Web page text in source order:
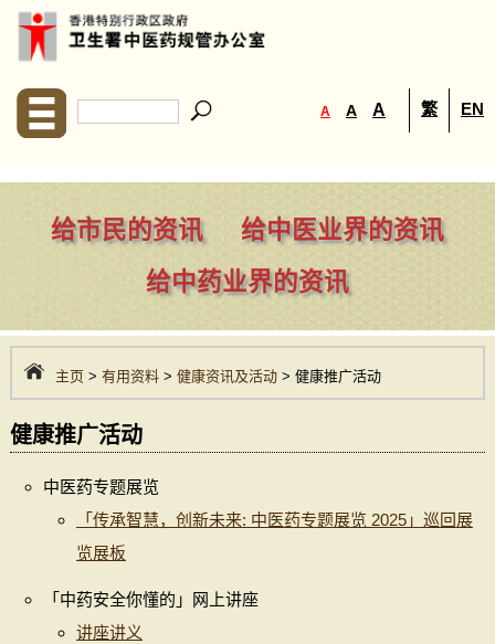
A A A 繁 EN
给市民的资讯
给中医业界的资讯
给中药业界的资讯
主页> 有用资料> 健康资讯及活动> 健康推广活动
健康推广活动
中医药专题展览
「传承智慧，创新未来: 中医药专题展览 2025」巡回展
览展板
「中药安全你懂的」网上讲座
讲座讲义